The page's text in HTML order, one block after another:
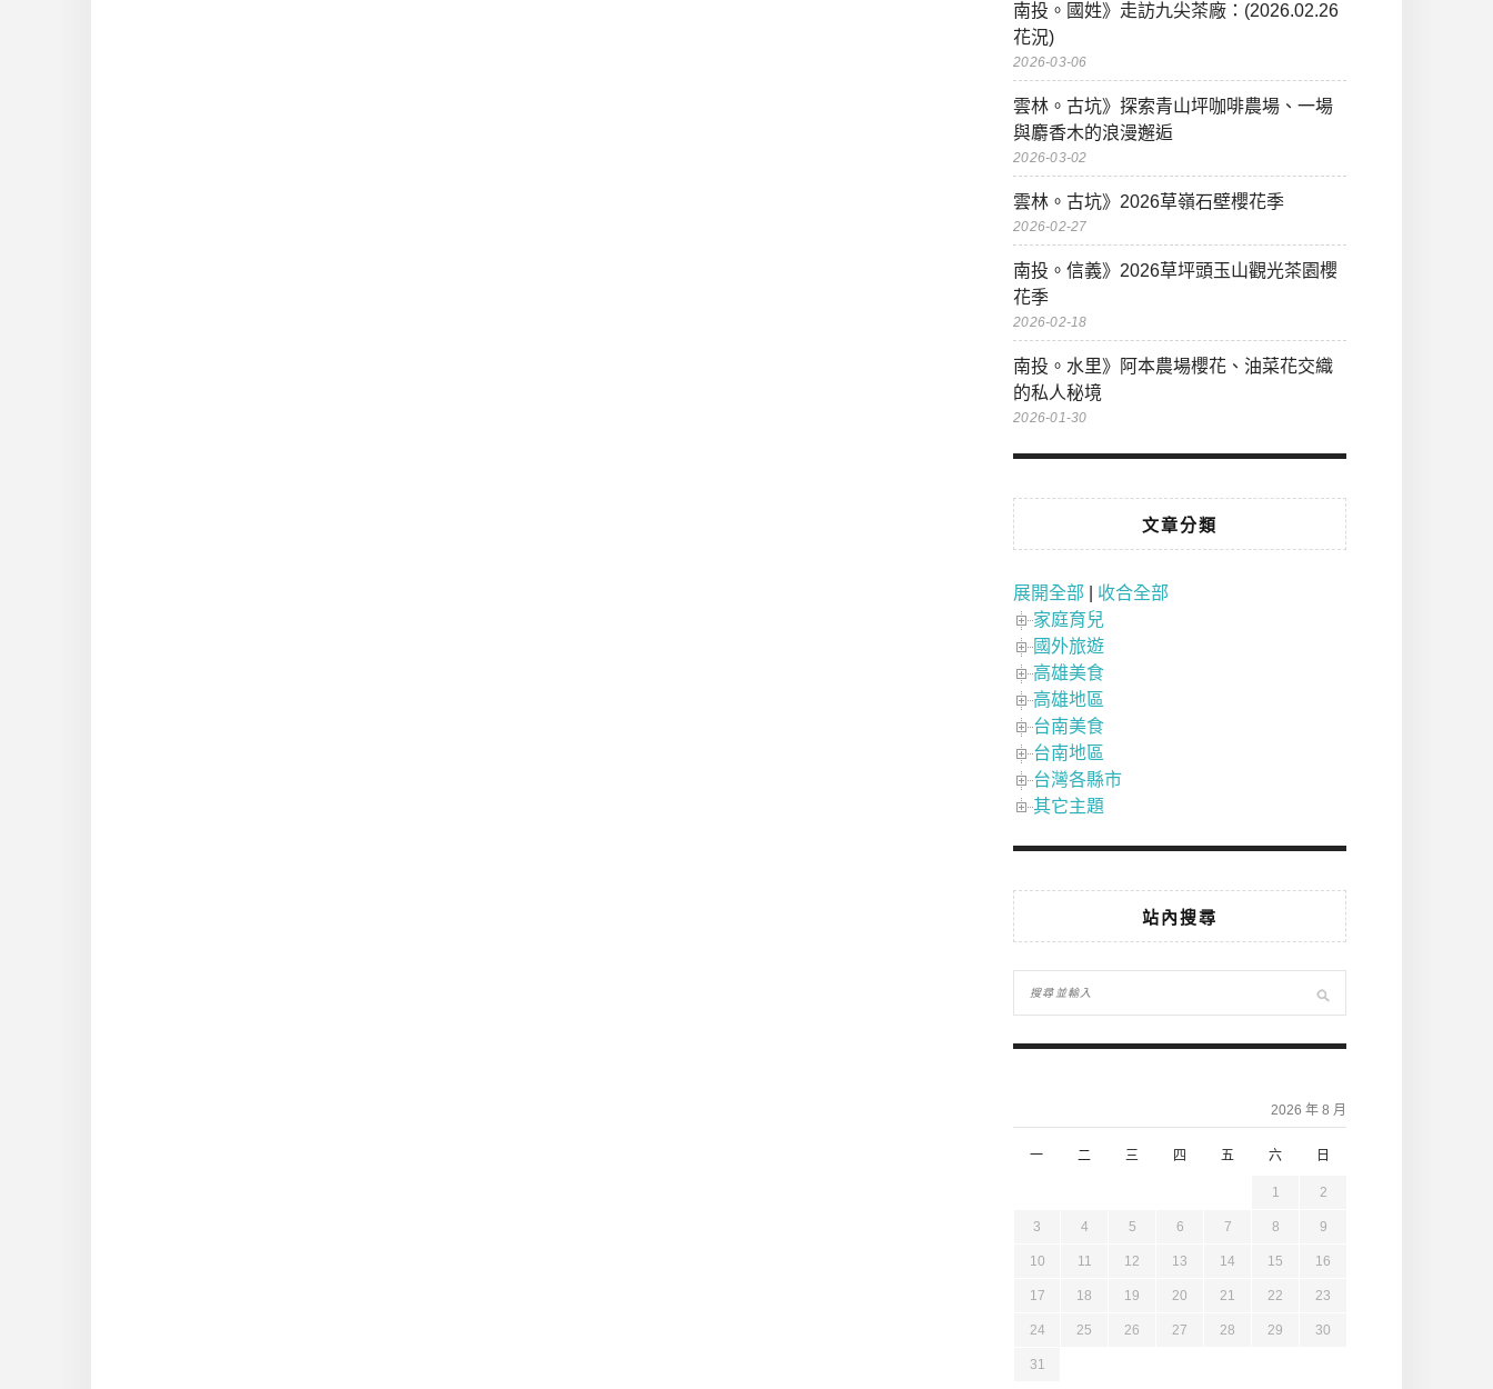
南投。國姓》走訪九尖茶廠：(2026.02.26
花況)
2026-03-06
雲林。古坑》探索青山坪咖啡農場、一場
與麝香木的浪漫邂逅
2026-03-02
雲林。古坑》2026草嶺石壁櫻花季
2026-02-27
南投。信義》2026草坪頭玉山觀光茶園櫻
花季
2026-02-18
南投。水里》阿本農場櫻花、油菜花交織
的私人秘境
2026-01-30
文章分類
展開全部
收合全部
家庭育兒
國外旅遊
高雄美食
高雄地區
台南美食
台南地區
台灣各縣市
其它主題
站內搜尋
2026 年 8 月
一 二 三 四 五 六 日
1 2
3 4 5 6 7 8 9
10 11 12 13 14 15 16
17 18 19 20 21 22 23
24 25 26 27 28 29 30
31